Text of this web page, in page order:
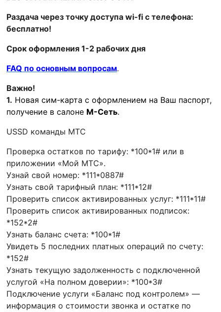
Раздача через точку доступа wi-fi с телефона:
бесплатно!
Срок оформления 1-2 рабочих дня
FAQ по основным вопросам.
Важно!
1. Новая сим-карта с оформлением на Ваш паспорт,
получение в салоне М-Сеть.
USSD команды МТС
Проверка остатков по тарифу: *100*1# или в
приложении «Мой МТС».
Узнай свой номер: *111*0887#
Узнать свой тарифный план: *111*12#
Проверить список активированных услуг: *111*11#
Проверить список активированных подписок:
*152*2#
Узнать баланс счета: *100*1#
Увидеть 5 последних платных операций по счету:
*152#
Узнать текущую задолженность с подключенной
услугой «На полном доверии»: *100*3#
Подключение услуги «Баланс под контролем» —
информация о стоимости звонка и остатке по